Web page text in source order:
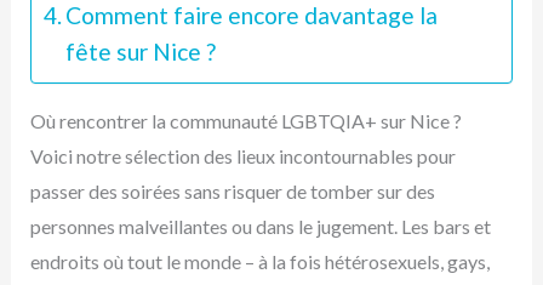
Comment faire encore davantage la
fête sur Nice ?
Où rencontrer la communauté LGBTQIA+ sur Nice ?
Voici notre sélection des lieux incontournables pour
passer des soirées sans risquer de tomber sur des
personnes malveillantes ou dans le jugement. Les bars et
endroits où tout le monde – à la fois hétérosexuels, gays,